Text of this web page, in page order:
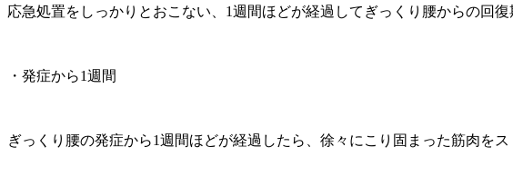
応急処置をしっかりとおこない、1週間ほどが経過してぎっくり腰からの回
・発症から1週間
ぎっくり腰の発症から1週間ほどが経過したら、徐々にこり固まった筋肉を